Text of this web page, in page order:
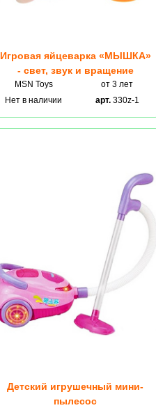
Игровая яйцеварка «МЫШКА»
- свет, звук и вращение
MSN Toys
от 3 лет
Нет в наличии
арт.330z-1
Детский игрушечный мини-
пылесос